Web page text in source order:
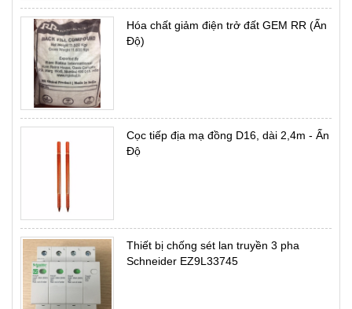
Hóa chất giảm điện trở đất GEM RR (Ấn
Độ)
Cọc tiếp địa mạ đồng D16, dài 2,4m - Ấn
Độ
Thiết bị chống sét lan truyền 3 pha
Schneider EZ9L33745